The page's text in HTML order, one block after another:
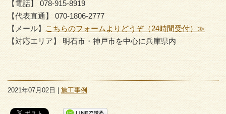
【電話】 078-915-8919
【代表直通】 070-1806-2777
【メール】
こちらのフォームよりどうぞ（24時間受付）≫
【対応エリア】 明石市・神戸市を中心に兵庫県内
2021年07月02日 | 施工事例